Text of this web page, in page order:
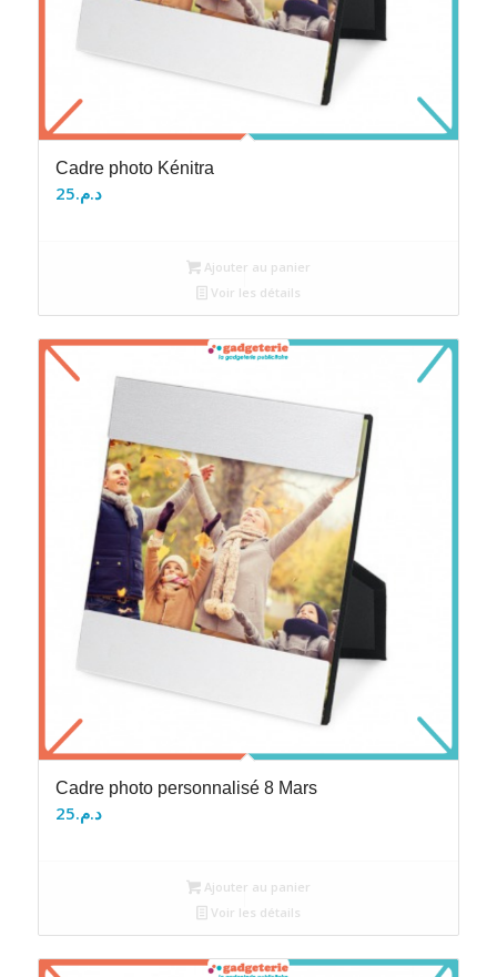
Cadre photo Kénitra
د.م.25
Ajouter au panier
Voir les détails
Cadre photo personnalisé 8 Mars
د.م.25
Ajouter au panier
Voir les détails